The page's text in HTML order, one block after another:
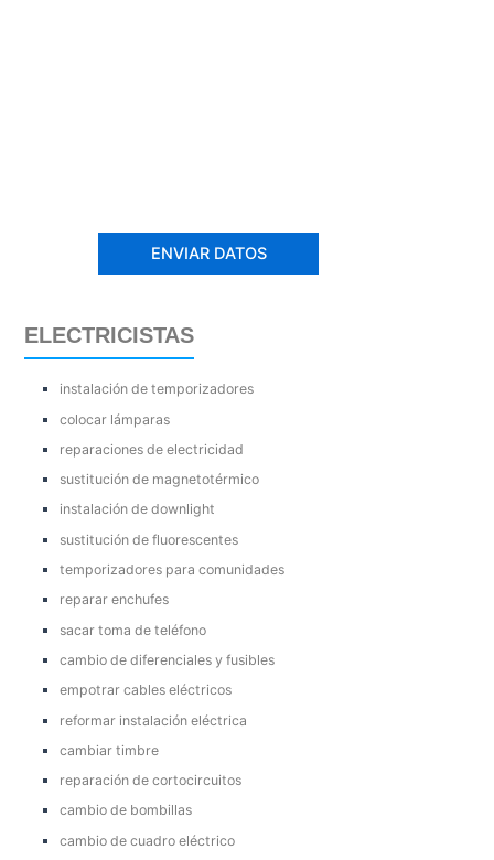
ELECTRICISTAS
instalación de temporizadores
colocar lámparas
reparaciones de electricidad
sustitución de magnetotérmico
instalación de downlight
sustitución de fluorescentes
temporizadores para comunidades
reparar enchufes
sacar toma de teléfono
cambio de diferenciales y fusibles
empotrar cables eléctricos
reformar instalación eléctrica
cambiar timbre
reparación de cortocircuitos
cambio de bombillas
cambio de cuadro eléctrico